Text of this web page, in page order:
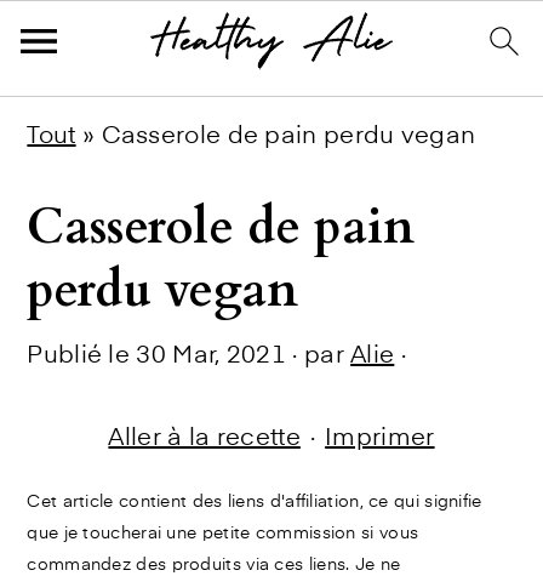
primary
main
primary
Tout » Casserole de pain perdu vegan
Casserole de pain
perdu vegan
Publié le 30 Mar, 2021 · parAlie ·
Aller à la recette · Imprimer
Cet article contient des liens d'affiliation, ce qui signifie
que je toucherai une petite commission si vous
commandez des produits via ces liens. Je ne